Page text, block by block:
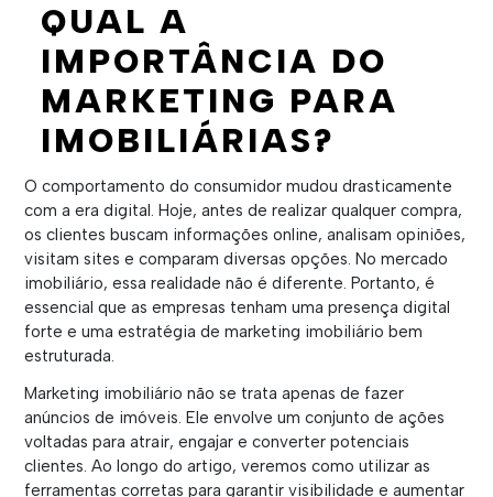
QUAL A
IMPORTÂNCIA DO
MARKETING PARA
IMOBILIÁRIAS?
O comportamento do consumidor mudou drasticamente
com a era digital. Hoje, antes de realizar qualquer compra,
os clientes buscam informações online, analisam opiniões,
visitam sites e comparam diversas opções. No mercado
imobiliário, essa realidade não é diferente. Portanto, é
essencial que as empresas tenham uma presença digital
forte e uma estratégia de marketing imobiliário bem
estruturada.
Marketing imobiliário não se trata apenas de fazer
anúncios de imóveis. Ele envolve um conjunto de ações
voltadas para atrair, engajar e converter potenciais
clientes. Ao longo do artigo, veremos como utilizar as
ferramentas corretas para garantir visibilidade e aumentar